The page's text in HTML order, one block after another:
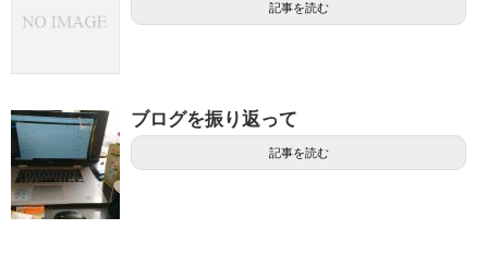
記事を読む
ブログを振り返って
記事を読む